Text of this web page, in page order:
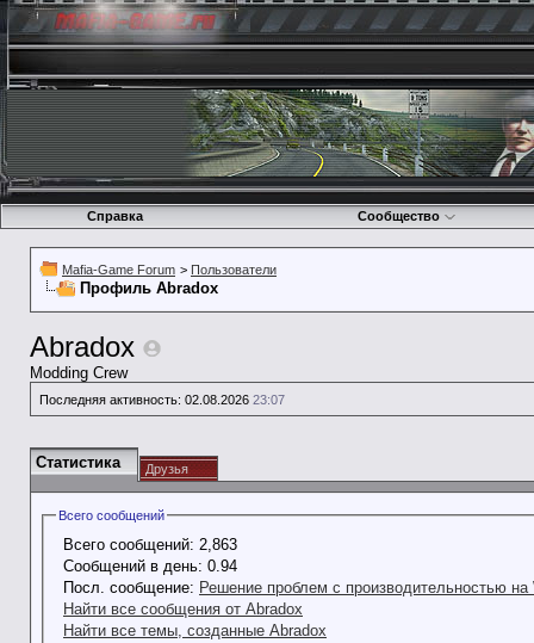
Справка Сообщество
Mafia-Game Forum > Пользователи
Профиль Abradox
Abradox
Modding Crew
Последняя активность: 02.08.2026 23:07
Статистика Друзья
Всего сообщений
Всего сообщений: 2,863
Сообщений в день: 0.94
Посл. сообщение: Решение проблем с производительностью на
Найти все сообщения от Abradox
Найти все темы, созданные Abradox